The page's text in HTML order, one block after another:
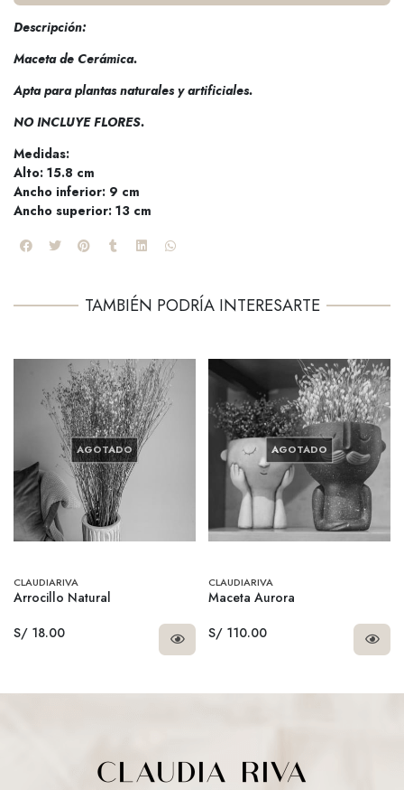
Descripción:
Maceta de Cerámica.
Apta para plantas naturales y artificiales.
NO INCLUYE FLORES.
Medidas:
Alto: 15.8 cm
Ancho inferior: 9 cm
Ancho superior: 13 cm
TAMBIÉN PODRÍA INTERESARTE
AGOTADO
CLAUDIARIVA
Arrocillo Natural
S/ 18.00
AGOTADO
CLAUDIARIVA
Maceta Aurora
S/ 110.00